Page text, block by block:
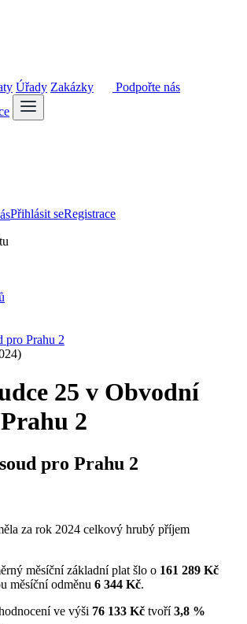
Úřady Zakázky
Podpořte nás
Přihlásit seRegistrace
pro Prahu 2
25 v Obvodní
2
pro Prahu 2
za rok 2024 celkový hrubý příjem
měsíční základní plat šlo o 161 289 Kč
měsíční odměnu 6 344 Kč.
ve výši 76 133 Kč tvoří3,8 %